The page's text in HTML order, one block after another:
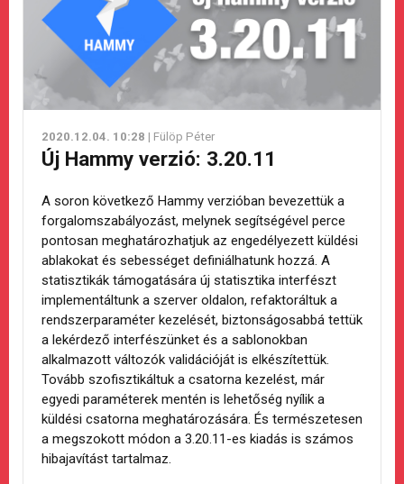
2020.12.04. 10:28 | Fülöp Péter
Új Hammy verzió: 3.20.11
A soron következő Hammy verzióban bevezettük a
forgalomszabályozást, melynek segítségével perce
pontosan meghatározhatjuk az engedélyezett küldési
ablakokat és sebességet definiálhatunk hozzá. A
statisztikák támogatására új statisztika interfészt
implementáltunk a szerver oldalon, refaktoráltuk a
rendszerparaméter kezelését, biztonságosabbá tettük
a lekérdező interfészünket és a sablonokban
alkalmazott változók validációját is elkészítettük.
Tovább szofisztikáltuk a csatorna kezelést, már
egyedi paraméterek mentén is lehetőség nyílik a
küldési csatorna meghatározására. És természetesen
a megszokott módon a 3.20.11-es kiadás is számos
hibajavítást tartalmaz.